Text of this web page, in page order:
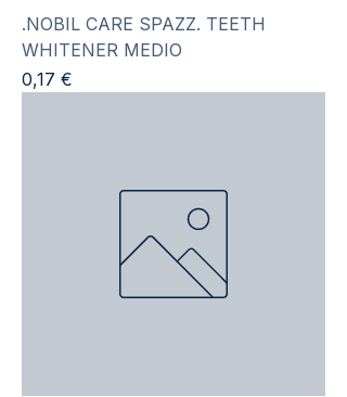
.NOBIL CARE SPAZZ. TEETH
WHITENER MEDIO
Prezzo
0,17 €